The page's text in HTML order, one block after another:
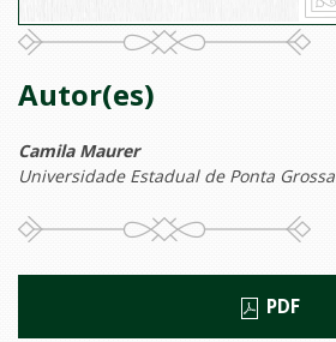
Autor(es)
Camila Maurer
Universidade Estadual de Ponta Grossa
PDF